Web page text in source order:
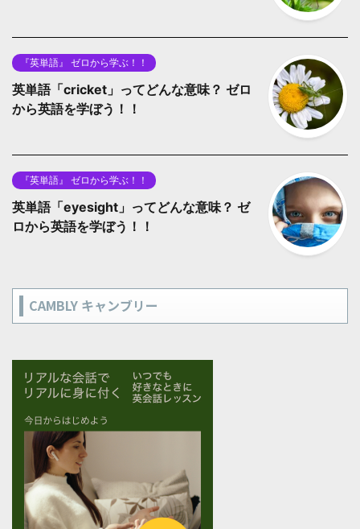
『英単語』 ゼロから学ぶ！！
英単語「cricket」ってどんな意味？ ゼロ
から英語を学ぼう！！
『英単語』 ゼロから学ぶ！！
英単語「eyesight」ってどんな意味？ ゼ
ロから英語を学ぼう！！
CAMBLY キャンブリー